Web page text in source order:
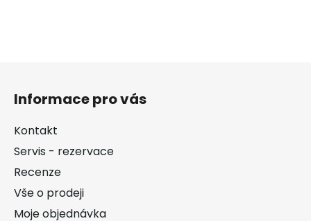
Informace pro vás
Kontakt
Servis - rezervace
Recenze
Vše o prodeji
Moje objednávka